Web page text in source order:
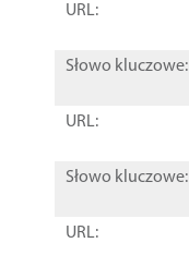
URL:
Słowo kluczowe:
URL:
Słowo kluczowe:
URL: